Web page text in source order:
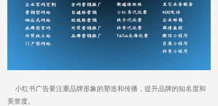
小红书广告要注重品牌形象的塑造和传播，提升品牌的知名度和
美誉度。